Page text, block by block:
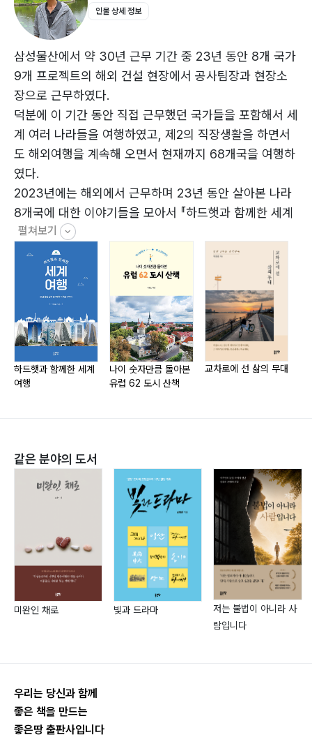
16 국립현대미술관 197
17 서울역사박물관 209
18 세종문화회관 215
19 서울시립미술관 229
20 북촌 한옥마을 239
21 서촌 한옥마을 253
22 익선동 한옥마을 259
23 인사동 265
24 교보문고 275
25 광장시장 281
26 삼청공원 287
27 초소 책방 293
28 석파정 미술관 299
인물 상세 정보
삼성물산에서 약 30년 근무 기간 중 23년 동안 8개 국가
9개 프로젝트의 해외 건설 현장에서 공사팀장과 현장소
장으로 근무하였다.
덕분에 이 기간 동안 직접 근무했던 국가들을 포함해서 세
계 여러 나라들을 여행하였고, 제2의 직장생활을 하면서
도 해외여행을 계속해 오면서 현재까지 68개국을 여행하
였다.
2023년에는 해외에서 근무하며 23년 동안 살아본 나라
8개국에 대한 이야기들을 모아서 『하드햇과 함께한 세계
여행』을 출간하였고, 2024년에는 유럽 30개국의 여행기
를 모아서 『나이 숫자만큼 돌아본 유럽 62 도시 산책』을
출간하였다.
2025년 상반기에는 인생의 2막을 준비하며, 『교차로에
선 삶의 무대』를 출간하였고, 2025년 하반기에는 2천 3
백 일 동안 살아본 인도 이야기 『나마스테 인도』를 출간하
였다.
삼성물산에서 정년퇴직 후 현재는 CM 사업 건원엔지니
어링의 PM 단장 업무를 수행하고 있다.
펼쳐보기
하드햇과 함께한 세계
여행
나이 숫자만큼 돌아본
유럽 62 도시 산책
교차로에 선 삶의 무대
같은 분야의 도서
미완인 채로 빛과 드라마
저는 불법이 아니라 사
람입니다
우리는 당신과 함께
좋은 책을 만드는
좋은땅 출판사입니다